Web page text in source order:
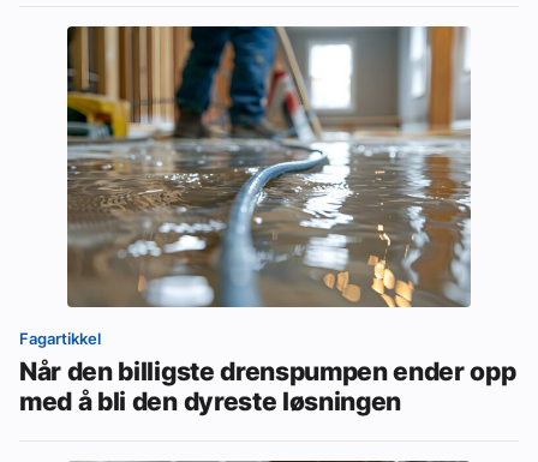
Fagartikkel
Når den billigste drenspumpen ender opp
med å bli den dyreste løsningen